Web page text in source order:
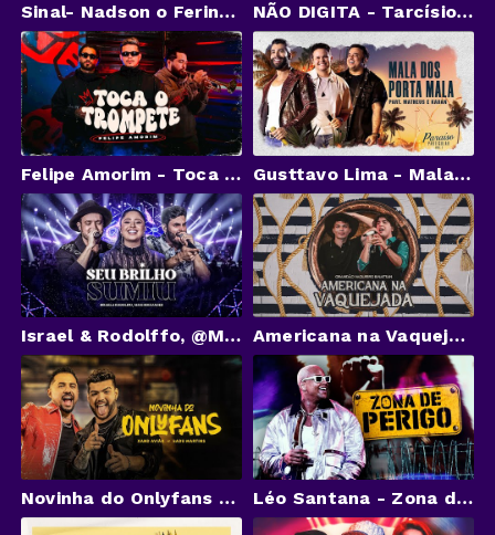
Sinal- Nadson o Ferinha Ft. João Gomes (CLIPE OFICIAL) NÃO DIGITA - Tarcísio do Acordeon (DVD Nossa História)
Felipe Amorim - Toca o Trompete (Vai Caio Djay) (Clipe Oficial) Gusttavo Lima - Mala dos Porta Mala part. Matheus e Kauan | DVD Paraíso Particular
Israel & Rodolffo, @MariFernandez - Seu Brilho Sumiu (Let's Bora) Americana na Vaquejada (Clipe Oficial) - Grandão Vaqueiro, Nattan
Novinha do Onlyfans (Clipe Oficial) - Xand Avião e Kadu Martins Léo Santana - Zona de Perigo (Clipe Oficial)